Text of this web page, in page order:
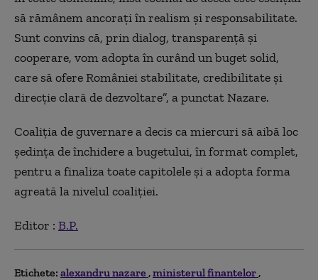
să rămânem ancoraţi în realism şi responsabilitate.
Sunt convins că, prin dialog, transparenţă şi
cooperare, vom adopta în curând un buget solid,
care să ofere României stabilitate, credibilitate şi
direcţie clară de dezvoltare”, a punctat Nazare.
Coaliţia de guvernare a decis ca miercuri să aibă loc
şedinţa de închidere a bugetului, în format complet,
pentru a finaliza toate capitolele şi a adopta forma
agreată la nivelul coaliţiei.
Editor : B.P.
Etichete: alexandru nazare ministerul finantelor